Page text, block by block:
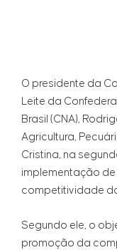
O presidente da
Leite da
Brasil (CNA),
Agricultura,
Cristina, na
implementação
competitividade
Segundo ele, o
promoção da